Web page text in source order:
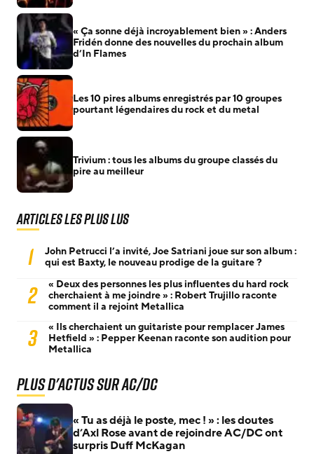
« Ça sonne déjà incroyablement bien » : Anders
Fridén donne des nouvelles du prochain album
d’In Flames
Les 10 pires albums enregistrés par 10 groupes
pourtant légendaires du rock et du metal
Trivium : tous les albums du groupe classés du
pire au meilleur
Articles les plus lus
1
John Petrucci l’a invité, Joe Satriani joue sur son album :
qui est Baxty, le nouveau prodige de la guitare ?
2
« Deux des personnes les plus influentes du hard rock
cherchaient à me joindre » : Robert Trujillo raconte
comment il a rejoint Metallica
3
« Ils cherchaient un guitariste pour remplacer James
Hetfield » : Pepper Keenan raconte son audition pour
Metallica
Plus d'actus sur AC/DC
« Tu as déjà le poste, mec ! » : les doutes
d’Axl Rose avant de rejoindre AC/DC ont
surpris Duff McKagan